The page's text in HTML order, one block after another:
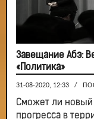
Завещание Абэ:
«Политика»
31-08-2020, 12:33 /
Сможет ли новый
прогресса в